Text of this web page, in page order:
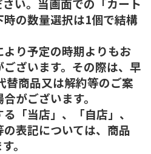
の数量選択は1個で結構
り予定の時期よりもお
ざいます。その際は、早
替商品又は解約等のご案
がございます。
「当店」、「自店」、
の表記については、商品
。